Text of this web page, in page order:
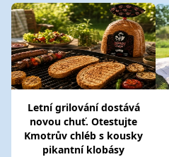
Letní grilování dostává
novou chuť. Otestujte
Kmotrův chléb s kousky
pikantní klobásy